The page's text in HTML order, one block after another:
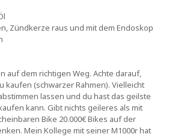
Zündkerze raus und mit dem Endoskop
auf dem richtigen Weg. Achte darauf,
kaufen (schwarzer Rahmen). Vielleicht
lassen und du hast das geilste
kann. Gibt nichts geileres als mit
Bike 20.000€ Bikes auf der
Mein Kollege mit seiner M1000r hat